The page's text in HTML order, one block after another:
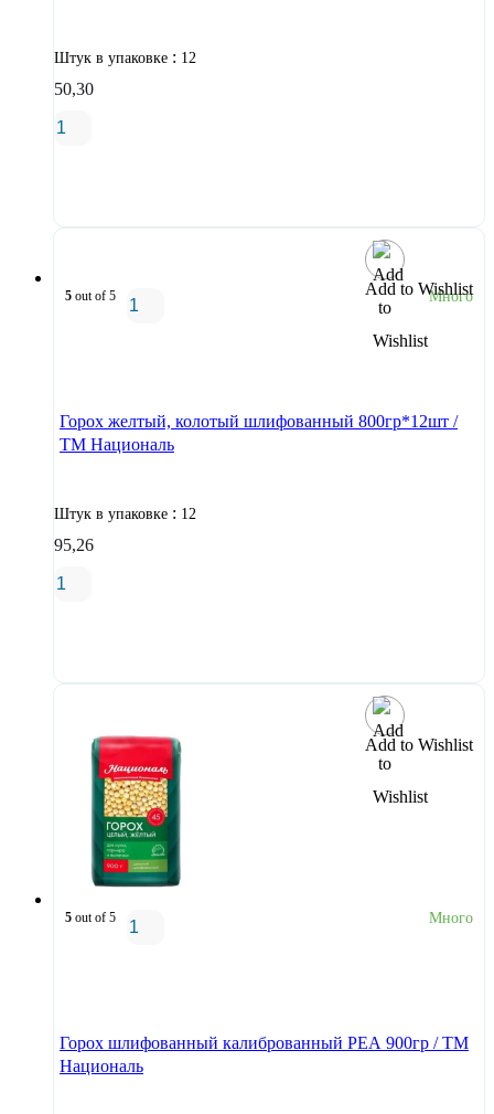
Штук в упаковке : 12
50,30
Add to Wishlist
5 out of 5 Много
Горох желтый, колотый шлифованный 800гр*12шт /
ТМ Националь
Штук в упаковке : 12
95,26
Add to Wishlist
5 out of 5 Много
Горох шлифованный калиброванный РЕА 900гр / ТМ
Националь